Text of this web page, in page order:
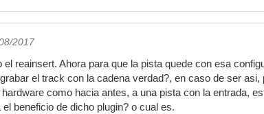
2017
el reainsert. Ahora para que la pista quede con esa
el track con la cadena verdad?, en caso de ser
como hacia antes, a una pista con la entrada,
beneficio de dicho plugin? o cual es.